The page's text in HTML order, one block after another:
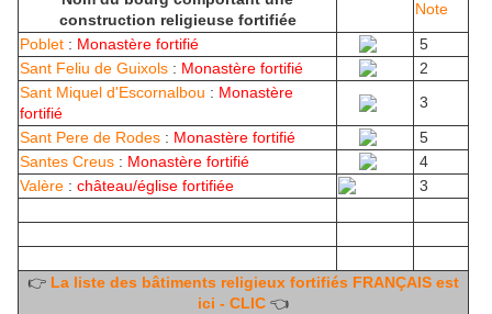
construction religieuse fortifiée
Note
Poblet : Monastère fortifié
5
Sant Feliu de Guixols : Monastère fortifié
2
Sant Miquel d'Escornalbou : Monastère
fortifié
3
Sant Pere de Rodes : Monastère fortifié
5
Santes Creus : Monastère fortifié
4
Valère : château/église fortifiée 3
👉 La liste des bâtiments religieux fortifiés FRANÇAIS est
ici - CLIC 👈